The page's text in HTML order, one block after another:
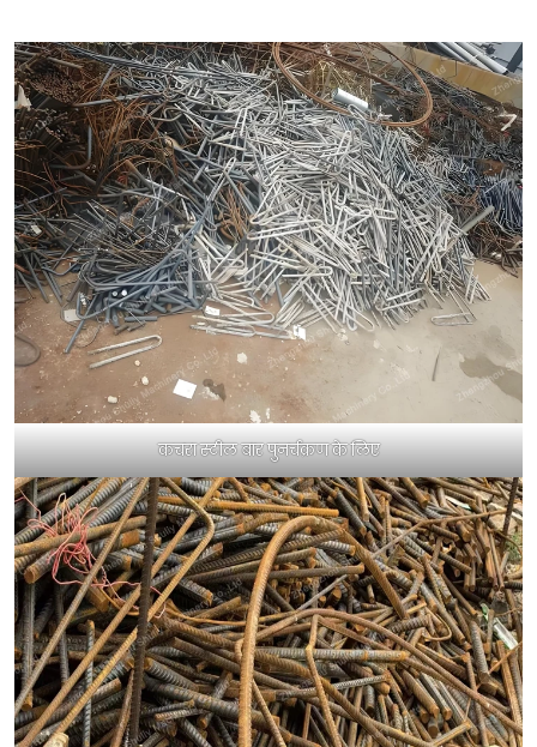
कचरा स्टील बार पुनर्चक्रण के लिए